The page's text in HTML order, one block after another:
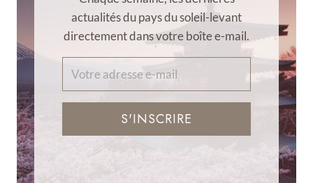
actualités du pays du soleil-levant
directement dans votre boîte e-mail.
S'INSCRIRE